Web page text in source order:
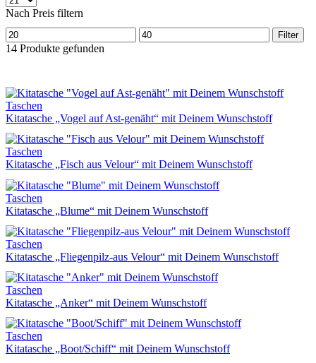
pro
Nach Preis filtern
Min.
Preis
Max.
Preis
Filter
14 Produkte gefunden
Taschen
Kitatasche „Vogel auf Ast-genäht“ mit Deinem Wunschstoff
Taschen
Kitatasche „Fisch aus Velour“ mit Deinem Wunschstoff
Taschen
Kitatasche „Blume“ mit Deinem Wunschstoff
Taschen
Kitatasche „Fliegenpilz-aus Velour“ mit Deinem Wunschstoff
Taschen
Kitatasche „Anker“ mit Deinem Wunschstoff
Taschen
Kitatasche „Boot/Schiff“ mit Deinem Wunschstoff